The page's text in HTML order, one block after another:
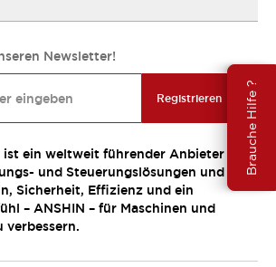
Brauche Hilfe ?
Newsletter!
Registrieren
ist ein weltweit führender Anbieter
und Steuerungslösungen und
Sicherheit, Effizienz und ein
– ANSHIN – für Maschinen und
verbessern.